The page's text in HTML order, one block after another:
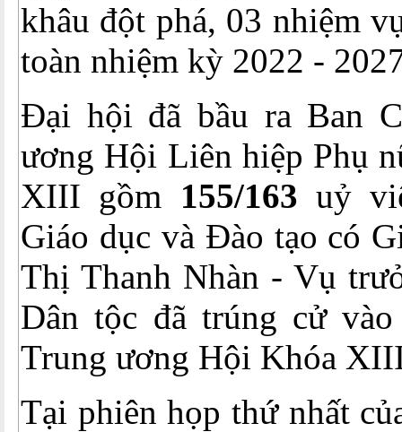
khâu đột phá, 03 nhiệm
toàn nhiệm kỳ 2022 -
Đại hội đã bầu ra Ban
ương Hội Liên hiệp Phụ
XIII gồm 155/163 uỷ
Giáo dục và Đào tạo có
Thị Thanh Nhàn - Vụ
Dân tộc đã trúng cử
Trung ương Hội Khóa
Tại phiên họp thứ nhất